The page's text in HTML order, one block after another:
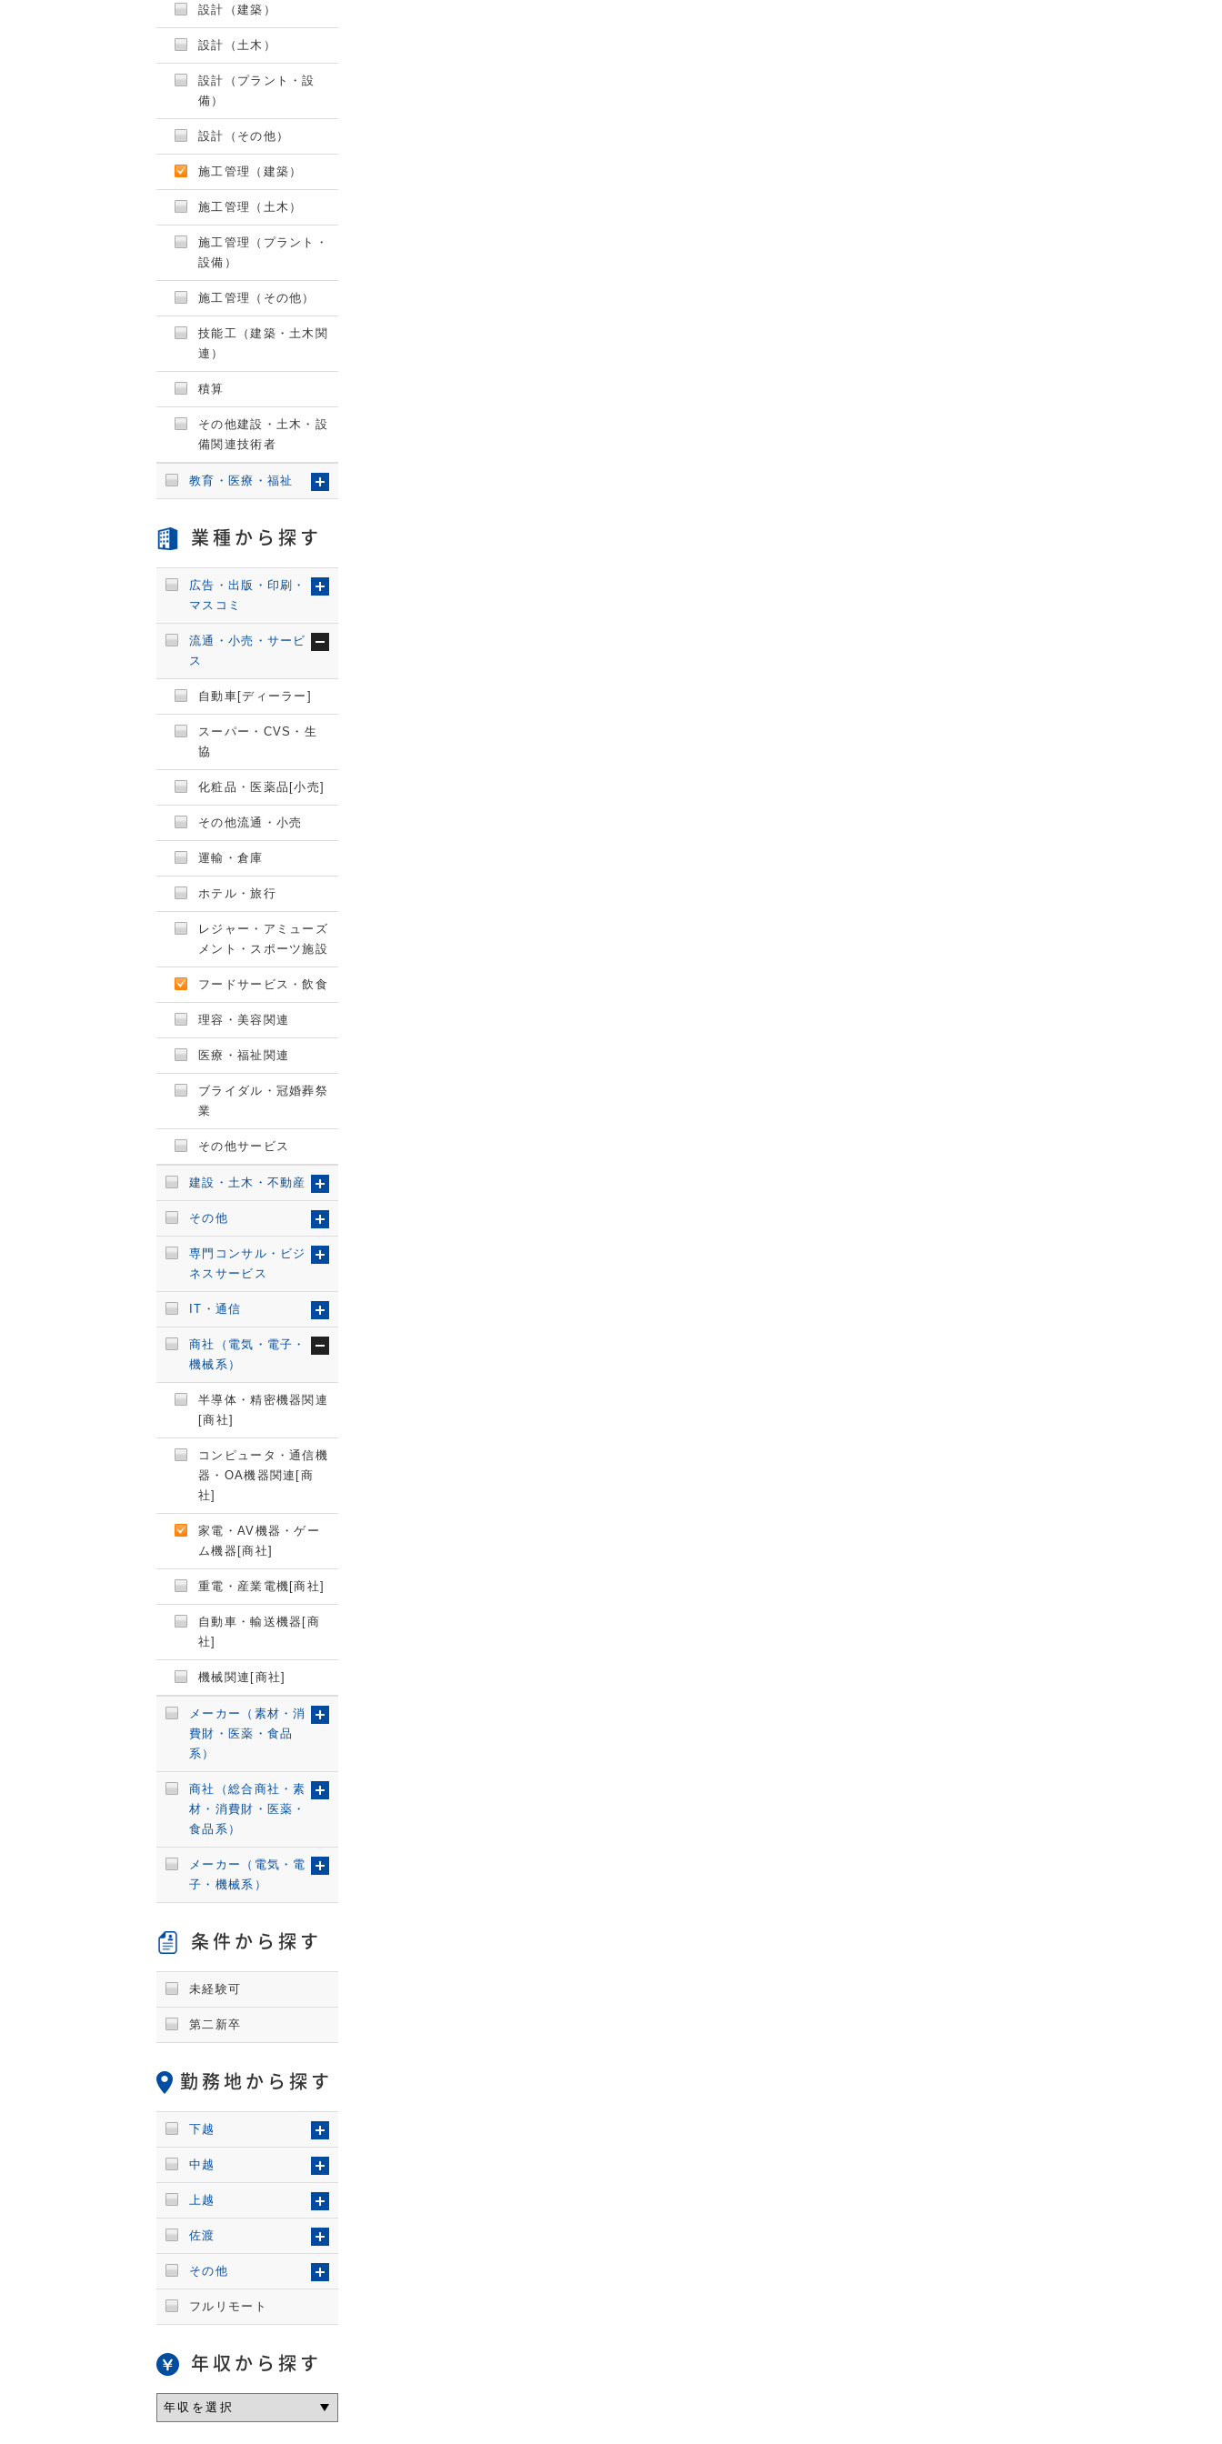
設計（建築）
設計（土木）
設計（プラント・設
備）
設計（その他）
施工管理（建築）
施工管理（土木）
施工管理（プラント・
設備）
施工管理（その他）
技能工（建築・土木関
連）
積算
その他建設・土木・設
備関連技術者
教育・医療・福祉
業種から探す
広告・出版・印刷・
マスコミ
流通・小売・サービ
ス
自動車[ディーラー]
スーパー・CVS・生
協
化粧品・医薬品[小売]
その他流通・小売
運輸・倉庫
ホテル・旅行
レジャー・アミューズ
メント・スポーツ施設
フードサービス・飲食
理容・美容関連
医療・福祉関連
ブライダル・冠婚葬祭
業
その他サービス
建設・土木・不動産
その他
専門コンサル・ビジ
ネスサービス
IT・通信
商社（電気・電子・
機械系）
半導体・精密機器関連
[商社]
コンピュータ・通信機
器・OA機器関連[商
社]
家電・AV機器・ゲー
ム機器[商社]
重電・産業電機[商社]
自動車・輸送機器[商
社]
機械関連[商社]
メーカー（素材・消
費財・医薬・食品
系）
商社（総合商社・素
材・消費財・医薬・
食品系）
メーカー（電気・電
子・機械系）
条件から探す
未経験可
第二新卒
勤務地から探す
下越
中越
上越
佐渡
その他
フルリモート
年収から探す